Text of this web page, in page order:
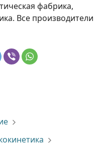
фабрика,
Все производители